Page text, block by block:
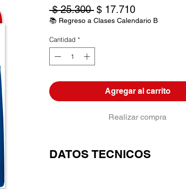
$ 25.300 Precio
$ 17.710Precio
de
📚 Regreso a Clases Calendario B
Cantidad *
Agregar al carrito
Realizar compra
DATOS TECNICOS